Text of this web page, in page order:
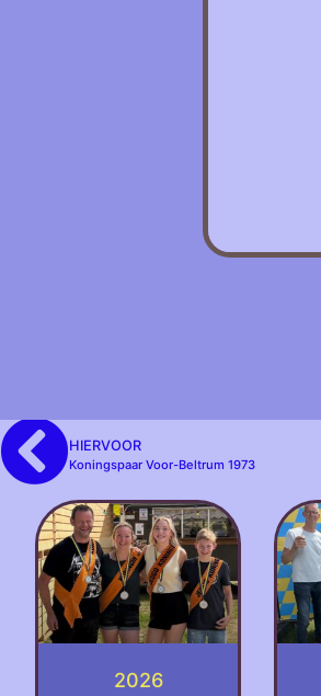
HIERVOOR
Koningspaar Voor-Beltrum 1973
2026